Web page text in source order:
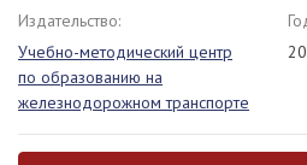
Издательство:
Учебно-методический центр
по образованию на
железнодорожном транспорте